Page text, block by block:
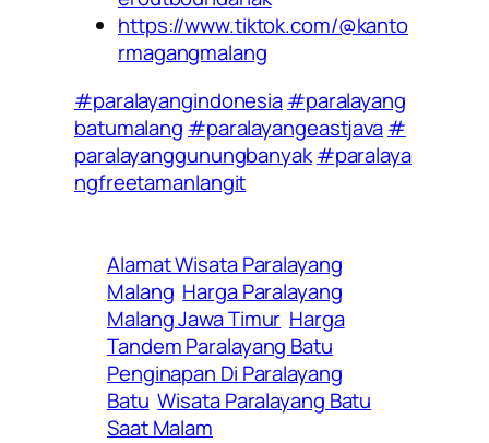
https://www.tiktok.com/@kanto
rmagangmalang
#paralayangindonesia#paralayang
batumalang #paralayangeastjava#
paralayanggunungbanyak#paralaya
ngfreetamanlangit
Alamat Wisata Paralayang
Malang Harga Paralayang
Malang Jawa Timur Harga
Tandem Paralayang Batu
Penginapan Di Paralayang
Batu Wisata Paralayang Batu
Saat Malam